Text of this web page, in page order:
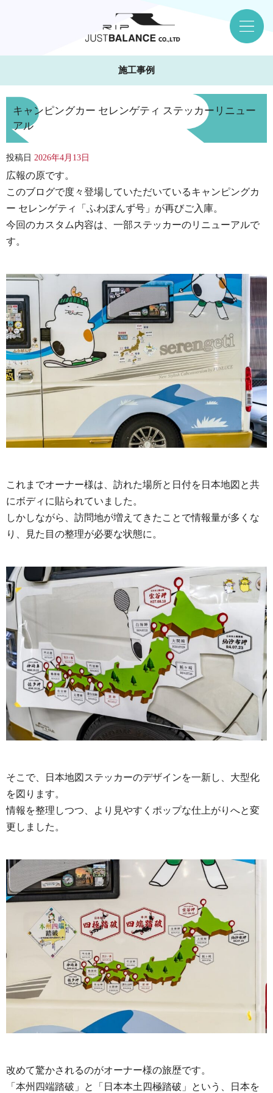
施工事例
キャンピングカー セレンゲティ ステッカーリニュー
アル
投稿日 2026年4月13日
広報の原です。
このブログで度々登場していただいているキャンピングカ
ー セレンゲティ「ふわぽんず号」が再びご入庫。
今回のカスタム内容は、一部ステッカーのリニューアルで
す。
これまでオーナー様は、訪れた場所と日付を日本地図と共
にボディに貼られていました。
しかしながら、訪問地が増えてきたことで情報量が多くな
り、見た目の整理が必要な状態に。
そこで、日本地図ステッカーのデザインを一新し、大型化
を図ります。
情報を整理しつつ、より見やすくポップな仕上がりへと変
更しました。
改めて驚かされるのがオーナー様の旅歴です。
「本州四端踏破」と「日本本土四極踏破」という、日本を